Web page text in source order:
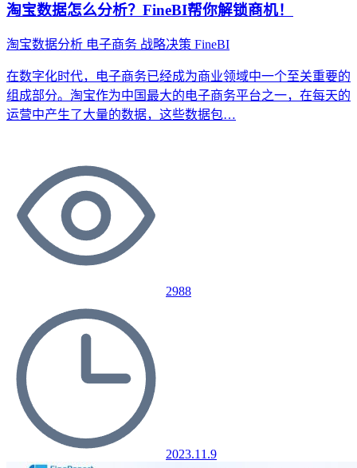
淘宝数据怎么分析？FineBI帮你解锁商机！
淘宝数据分析 电子商务 战略决策 FineBI
在数字化时代，电子商务已经成为商业领域中一个至关重要的
组成部分。淘宝作为中国最大的电子商务平台之一，在每天的
运营中产生了大量的数据，这些数据包…
2988
2023.11.9